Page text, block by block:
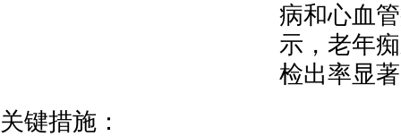
病和心血
示，老年
检出率显
关键措施：